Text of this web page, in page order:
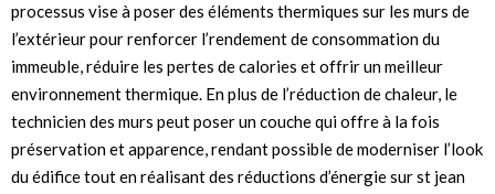
processus vise à poser des éléments thermiques sur les murs de
l’extérieur pour renforcer l’rendement de consommation du
immeuble, réduire les pertes de calories et offrir un meilleur
environnement thermique. En plus de l’réduction de chaleur, le
technicien des murs peut poser un couche qui offre à la fois
préservation et apparence, rendant possible de moderniser l’look
du édifice tout en réalisant des réductions d’énergie sur st jean